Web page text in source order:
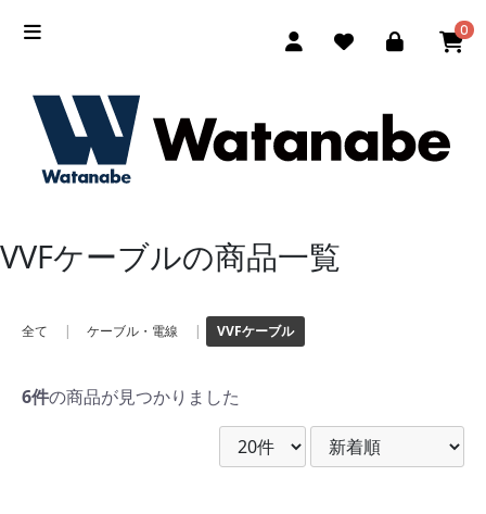
0
VVFケーブルの商品一覧
全て | ケーブル・電線 | VVFケーブル
6件の商品が見つかりました